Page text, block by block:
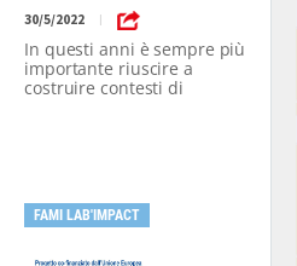
30/5/2022 |
In questi anni è sempre più
importante riuscire a
costruire contesti di
delle differenti
organizzazioni.
FAMI LAB'IMPACT